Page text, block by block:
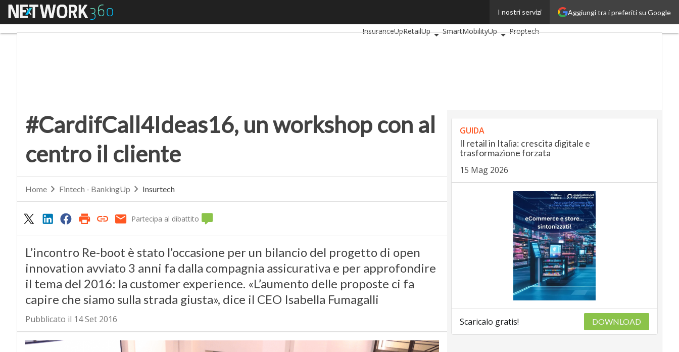
Aggiungi tra i preferiti su Google
I nostri servizi
Menu
BankingUp
InsuranceUpRetailUp SmartMobilityUp
Proptech
#CardifCall4Ideas16, un workshop con al
centro il cliente
Home Fintech - BankingUp Insurtech
Partecipa al dibattito
L’incontro Re-boot è stato l’occasione per un bilancio del progetto di open
innovation avviato 3 anni fa dalla compagnia assicurativa e per approfondire
il tema del 2016: la customer experience. «L’aumento delle proposte ci fa
capire che siamo sulla strada giusta», dice il CEO Isabella Fumagalli
Pubblicato il 14 Set 2016
GUIDA
Il retail in Italia: crescita digitale e
trasformazione forzata
15 Mag 2026
Scaricalo gratis! DOWNLOAD